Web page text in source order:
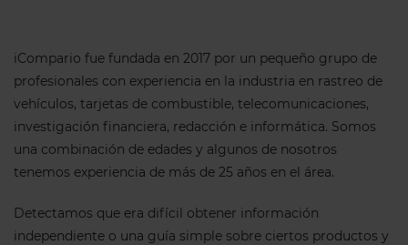
iCompario fue fundada en 2017 por un pequeño grupo de
profesionales con experiencia en la industria en rastreo de
vehículos, tarjetas de combustible, telecomunicaciones,
investigación financiera, redacción e informática. Somos
una combinación de edades y algunos de nosotros
tenemos experiencia de más de 25 años en el área.
Detectamos que era difícil obtener información
independiente o una guía simple sobre ciertos productos y